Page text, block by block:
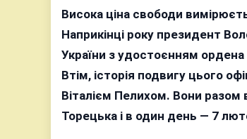
Висока ціна свободи
Наприкінці року президент
України з удостоєнням ордена
Втім, історія подвигу цього
Віталієм Пелихом. Вони разом
Торецька і в один день — 7